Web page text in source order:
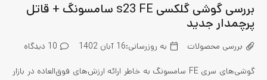
بررسی گوشی گلکسی s23 FE سامسونگ + قاتل
پرچمدار جدید
بررسی محصولات به روزرسانی:16 آبان 1402 10 دیدگاه
گوشی‌های سری FE سامسونگ به خاطر ارائه ارزش‌های فوق‌العاده در بازار